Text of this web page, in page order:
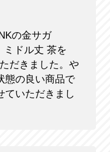
の金サガ
ミドル丈 茶を
だきました。や
態の良い商品で
ていただきまし